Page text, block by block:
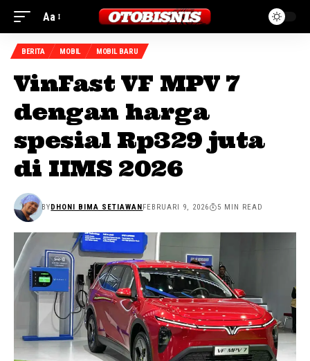
Aa
BERITA MOBIL MOBIL BARU
VinFast VF MPV 7
dengan harga
spesial Rp329 juta
di IIMS 2026
BYDHONI BIMA SETIAWANFEBRUARI 9, 2026 5 MIN READ